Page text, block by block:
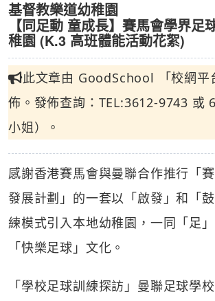
基督教樂道幼稚園
【同足動 童成長】賽馬會學界足
稚園 (K.3 高班體能活動花絮)
此文章由 GoodSchool 「校網平
佈。發佈查詢：TEL:3612-9743 或
小姐）。
感謝香港賽馬會與曼聯合作推行「
發展計劃」的一套以「啟發」和「
練模式引入本地幼稚園，一同「足
「快樂足球」文化。
「學校足球訓練探訪」曼聯足球學